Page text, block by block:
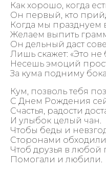
Как хорошо, когда
Он первый, кто
Когда мы празднуем
Желаем выпить
Он дельный даст
Лишь скажет: «Это не
Несешь эмоций
За кума подниму
Кум, позволь тебя
С Днем Рождения
Счастья, радости
И улыбок целый чан.
Чтобы беды и
Сторонами
Чтоб друзья в любой
Помогали и любили.